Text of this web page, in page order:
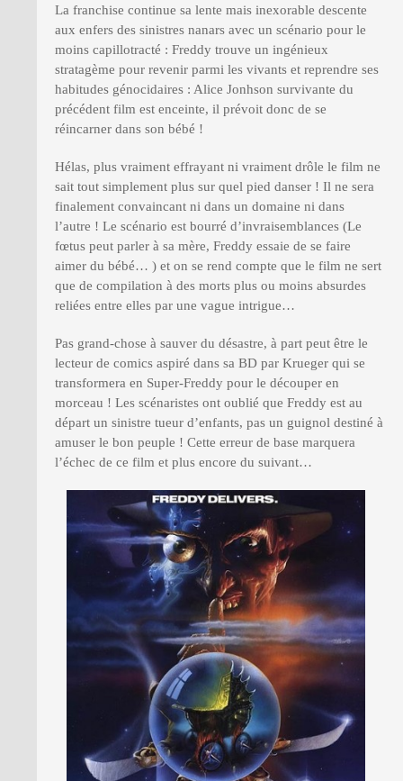
La franchise continue sa lente mais inexorable descente
aux enfers des sinistres nanars avec un scénario pour le
moins capillotracté : Freddy trouve un ingénieux
stratagème pour revenir parmi les vivants et reprendre ses
habitudes génocidaires : Alice Jonhson survivante du
précédent film est enceinte, il prévoit donc de se
réincarner dans son bébé !
Hélas, plus vraiment effrayant ni vraiment drôle le film ne
sait tout simplement plus sur quel pied danser ! Il ne sera
finalement convaincant ni dans un domaine ni dans
l’autre ! Le scénario est bourré d’invraisemblances (Le
fœtus peut parler à sa mère, Freddy essaie de se faire
aimer du bébé… ) et on se rend compte que le film ne sert
que de compilation à des morts plus ou moins absurdes
reliées entre elles par une vague intrigue…
Pas grand-chose à sauver du désastre, à part peut être le
lecteur de comics aspiré dans sa BD par Krueger qui se
transformera en Super-Freddy pour le découper en
morceau ! Les scénaristes ont oublié que Freddy est au
départ un sinistre tueur d’enfants, pas un guignol destiné à
amuser le bon peuple ! Cette erreur de base marquera
l’échec de ce film et plus encore du suivant…